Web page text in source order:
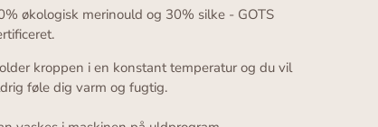
økologisk merinould og 30% silke - GOTS
kroppen i en konstant temperatur og du vil
føle dig varm og fugtig.